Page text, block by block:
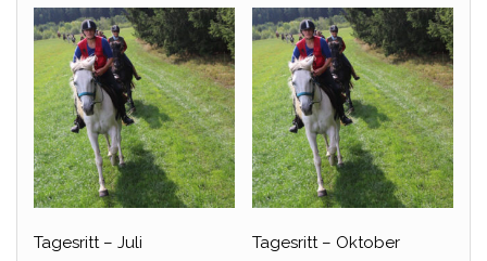
Tagesritt – Juli Tagesritt – Oktober